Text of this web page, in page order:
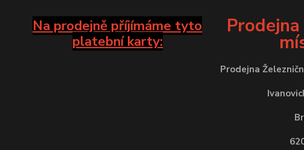
Na prodejně příjímáme tyto
platební karty:
Prodejna